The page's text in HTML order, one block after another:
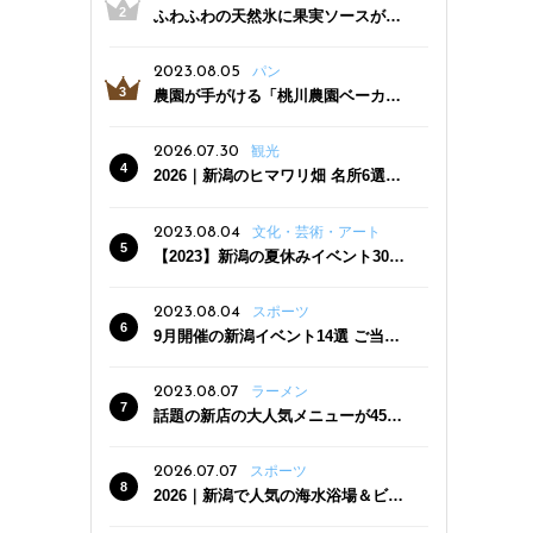
ふわふわの天然氷に果実ソースがた
三条駅近くにオープン
2023.08.05 パン
農園が手がける「桃川農園ベーカリ
った焼きたてパンのほか、ジェラー
トやスムージーも
2026.07.30 観光
2026｜新潟のヒマワリ畑 名所6選
2023.08.04
文化・芸術・アート
【2023】新潟の夏休みイベント30
2023.08.04
スポーツ
9月開催の新潟イベント14選 ご当地
2023.08.07 ラーメン
話題の新店の大人気メニューが450
クーポン登場
2026.07.07 スポーツ
2026｜新潟で人気の海水浴場＆ビー